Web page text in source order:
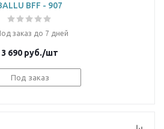
BFF - 907
заказ до 7 дней
3 690 руб./шт
Под заказ